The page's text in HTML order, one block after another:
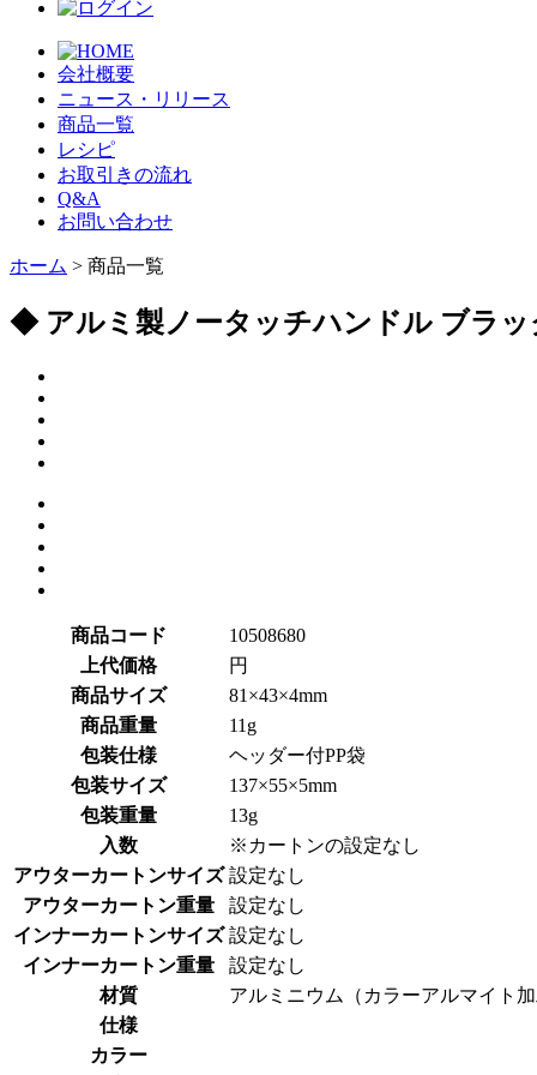
会社概要
ニュース・リリース
商品一覧
レシピ
お取引きの流れ
Q&A
お問い合わせ
ホーム > 商品一覧
◆ アルミ製ノータッチハンドル ブラッ
商品コード
10508680
上代価格
円
商品サイズ
81×43×4mm
商品重量
11g
包装仕様
ヘッダー付PP袋
包装サイズ
137×55×5mm
包装重量
13g
入数
※カートンの設定なし
アウターカートンサイズ 設定なし
アウターカートン重量
設定なし
インナーカートンサイズ 設定なし
インナーカートン重量
設定なし
材質
アルミニウム（カラーアルマイト
仕様
カラー